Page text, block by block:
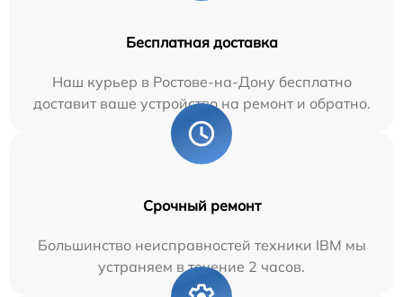
Бесплатная доставка
Наш курьер в Ростове-на-Дону бесплатно
доставит ваше устройство на ремонт и обратно.
Срочный ремонт
Большинство неисправностей техники IBM мы
устраняем в течение 2 часов.